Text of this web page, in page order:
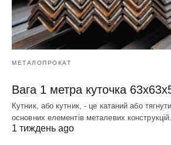
МЕТАЛОПРОКАТ
Вага 1 метра куточка
Кутник, або кутник, - це катаний або
основних елементів металевих
1 тиждень ago